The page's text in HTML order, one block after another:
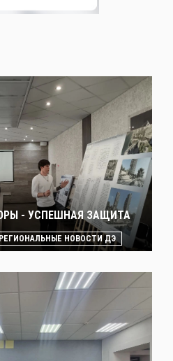
- УСПЕШНАЯ ЗАЩИТА
РЕГИОНАЛЬНЫЕ НОВОСТИ ДЭ